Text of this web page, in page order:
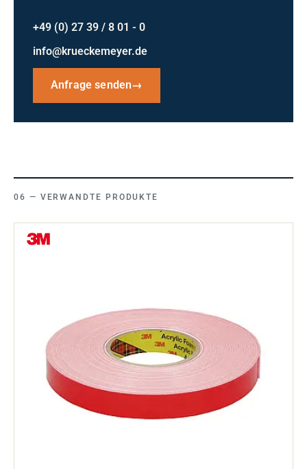
+49 (0) 27 39 / 8 01 - 0
info@krueckemeyer.de
Anfrage senden→
VERWANDTE PRODUKTE